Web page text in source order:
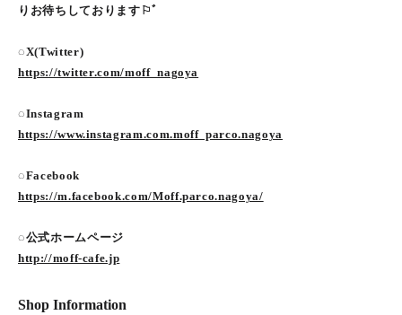
りお待ちしております⚐ﾞ
◌X(Twitter)
https://twitter.com/moff_nagoya
◌Instagram
https://www.instagram.com.moff_parco.nagoya
◌Facebook
https://m.facebook.com/Moff.parco.nagoya/
◌公式ホームページ
http://moff-cafe.jp
Shop Information